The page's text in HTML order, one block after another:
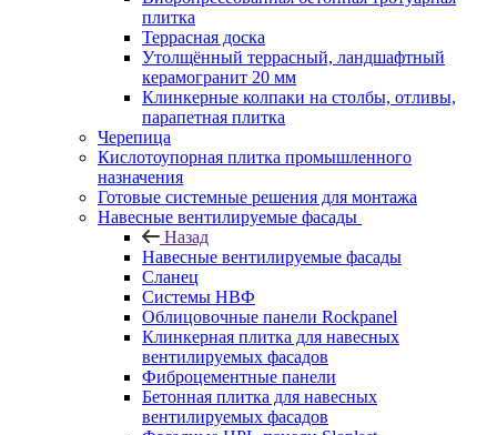
плитка
Террасная доска
Утолщённый террасный, ландшафтный
керамогранит 20 мм
Клинкерные колпаки на столбы, отливы,
парапетная плитка
Черепица
Кислотоупорная плитка промышленного
назначения
Готовые системные решения для монтажа
Навесные вентилируемые фасады
Назад
Навесные вентилируемые фасады
Сланец
Системы НВФ
Облицовочные панели Rockpanel
Клинкерная плитка для навесных
вентилируемых фасадов
Фиброцементные панели
Бетонная плитка для навесных
вентилируемых фасадов